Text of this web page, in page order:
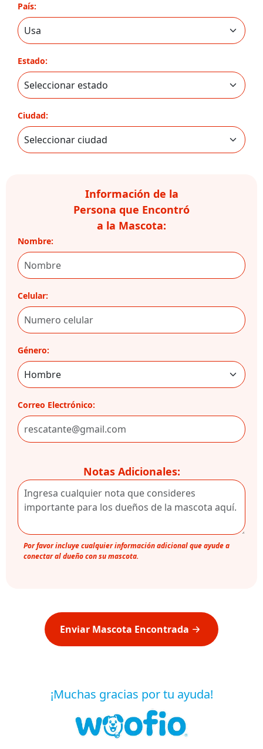
País:
Estado:
Ciudad:
Información de la
Persona que Encontró
a la Mascota:
Nombre:
Celular:
Género:
Correo Electrónico:
Notas Adicionales:
Por favor incluye cualquier información adicional que ayude a
conectar al dueño con su mascota.
Enviar Mascota Encontrada
¡Muchas gracias por tu ayuda!